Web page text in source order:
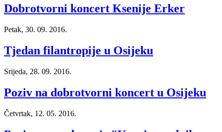
Dobrotvorni koncert Ksenije Erker
Petak, 30. 09. 2016.
Tjedan filantropije u Osijeku
Srijeda, 28. 09. 2016.
Poziv na dobrotvorni koncert u Osijeku
Četvrtak, 12. 05. 2016.